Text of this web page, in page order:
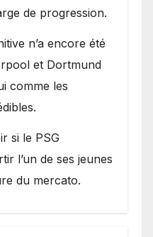
de progression.
n’a encore été
et Dortmund
comme les
si le PSG
l’un de ses jeunes
du mercato.